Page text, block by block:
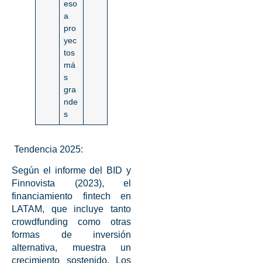
eso
a
pro
yec
tos
má
s
gra
nde
s
Tendencia 2025:
Según el informe del BID y
Finnovista (2023), el
financiamiento fintech en
LATAM, que incluye tanto
crowdfunding como otras
formas de inversión
alternativa, muestra un
crecimiento sostenido. Los